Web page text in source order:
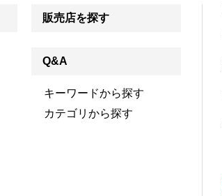
販売店を探す
Q&A
キーワードから探す
カテゴリから探す